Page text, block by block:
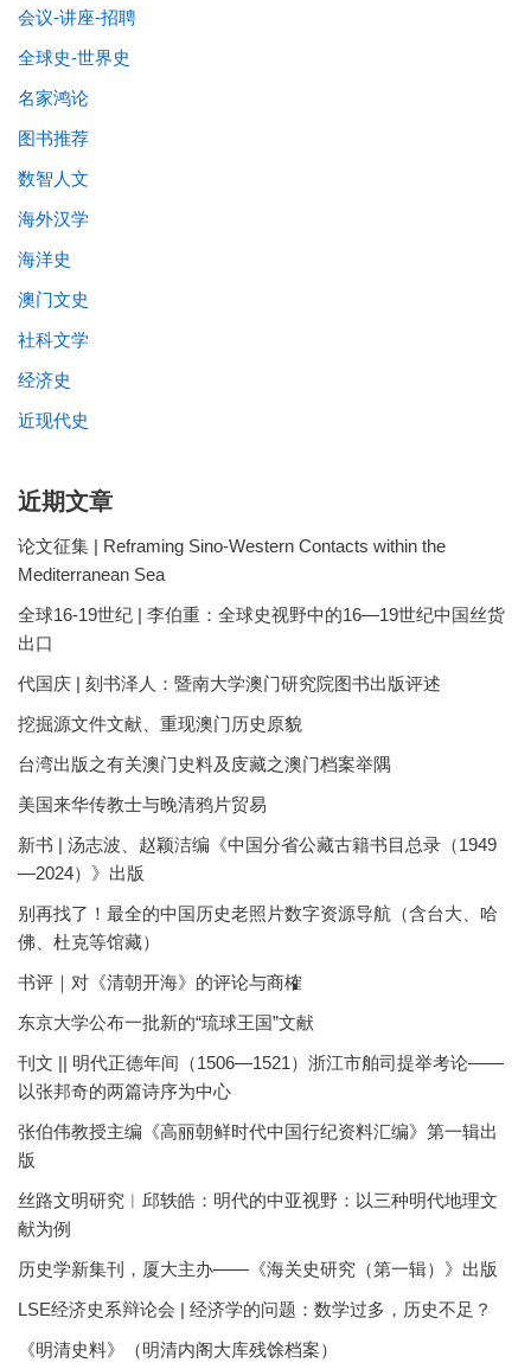
会议-讲座-招聘
全球史-世界史
名家鸿论
图书推荐
数智人文
海外汉学
海洋史
澳门文史
社科文学
经济史
近现代史
近期文章
论文征集 | Reframing Sino-Western Contacts within the
Mediterranean Sea
全球16-19世纪 | 李伯重：全球史视野中的16—19世纪中国丝货
出口
代国庆 | 刻书泽人：暨南大学澳门研究院图书出版评述
挖掘源文件文献、重现澳门历史原貌
台湾出版之有关澳门史料及庋藏之澳门档案举隅
美国来华传教士与晚清鸦片贸易
新书 | 汤志波、赵颖洁编《中国分省公藏古籍书目总录（1949
—2024）》出版
别再找了！最全的中国历史老照片数字资源导航（含台大、哈
佛、杜克等馆藏）
书评｜对《清朝开海》的评论与商榷
东京大学公布一批新的“琉球王国”文献
刊文 || 明代正德年间（1506—1521）浙江市舶司提举考论——
以张邦奇的两篇诗序为中心
张伯伟教授主编《高丽朝鲜时代中国行纪资料汇编》第一辑出
版
丝路文明研究︱邱轶皓：明代的中亚视野：以三种明代地理文
献为例
历史学新集刊，厦大主办——《海关史研究（第一辑）》出版
LSE经济史系辩论会 | 经济学的问题：数学过多，历史不足？
《明清史料》（明清内阁大库残馀档案）